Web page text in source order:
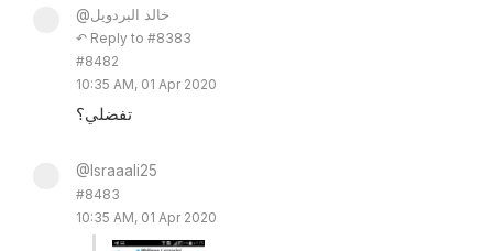
@خالد البردويل
↶ Reply to #8383
#8482
10:35 AM, 01 Apr 2020
تفضلي؟
@Israaali25
#8483
10:35 AM, 01 Apr 2020